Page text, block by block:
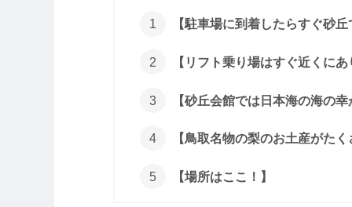
【駐車場に到着したらすぐ砂
【リフト乗り場はすぐ近くに
【砂丘会館では日本海の海の
【鳥取名物の梨のお土産がた
【場所はここ！】